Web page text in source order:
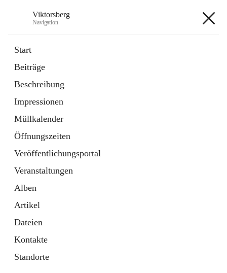
Viktorsberg
Navigation
Start
Beiträge
Beschreibung
Impressionen
Müllkalender
Öffnungszeiten
Veröffentlichungsportal
Veranstaltungen
Alben
Artikel
Dateien
Kontakte
Standorte
1 Schnellzugriff
Bürgerservice
10 Schnellzugriffe